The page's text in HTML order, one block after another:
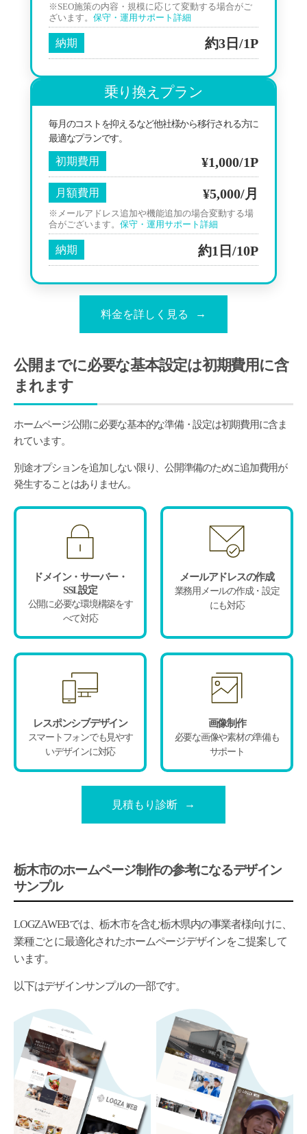
※SEO施策の内容・規模に応じて変動する場合がご
ざいます。 保守・運用サポート詳細
納期 約3日/1P
乗り換えプラン
毎月のコストを抑えるなど他社様から移行される方に
最適なプランです。
初期費用 ¥1,000/1P
月額費用 ¥5,000/月
※メールアドレス追加や機能追加の場合変動する場
合がございます。 保守・運用サポート詳細
納期 約1日/10P
料金を詳しく見る
公開までに必要な基本設定は初期費用に含
まれます
ホームページ公開に必要な基本的な準備・設定は初期費用に含ま
れています。
別途オプションを追加しない限り、公開準備のために追加費用が
発生することはありません。
ドメイン・サーバー・
SSL設定
公開に必要な環境構築をす
べて対応
メールアドレスの作成
業務用メールの作成・設定
にも対応
レスポンシブデザイン
スマートフォンでも見やす
いデザインに対応
画像制作
必要な画像や素材の準備も
サポート
見積もり診断
栃木市のホームページ制作の参考になるデザイン
サンプル
LOGZAWEBでは、栃木市を含む栃木県内の事業者様向けに、
業種ごとに最適化されたホームページデザインをご提案して
います。
以下はデザインサンプルの一部です。